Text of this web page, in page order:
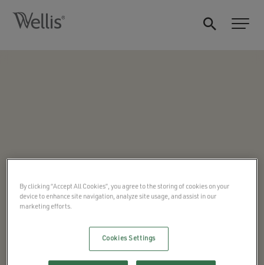
By clicking “Accept All Cookies”, you agree to the storing of cookies on your
device to enhance site navigation, analyze site usage, and assist in our
marketing efforts.
Cookies Settings